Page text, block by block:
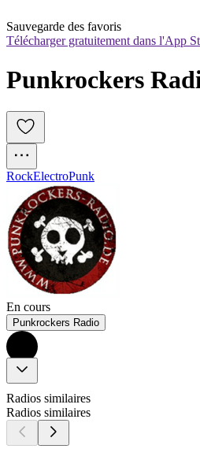
Sauvegarde des favoris
Télécharger gratuitement dans l'App
Punkrockers
RockElectroPunk
En cours
Punkrockers Radio
Radios similaires
Radios similaires